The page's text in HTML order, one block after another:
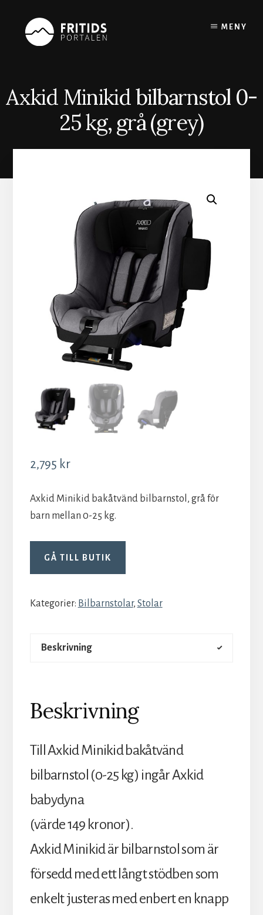
content
MENY
Axkid Minikid bilbarnstol 0-
25 kg, grå (grey)
2,795 kr
Axkid Minikid bakåtvänd bilbarnstol, grå för
barn mellan 0-25 kg.
GÅ TILL BUTIK
Kategorier: Bilbarnstolar, Stolar
Beskrivning
Beskrivning
Till Axkid Minikid bakåtvänd
bilbarnstol (0-25 kg) ingår Axkid
babydyna
(värde 149 kronor).
Axkid Minikid är bilbarnstol som är
försedd med ett långt stödben som
enkelt justeras med enbert en knapp